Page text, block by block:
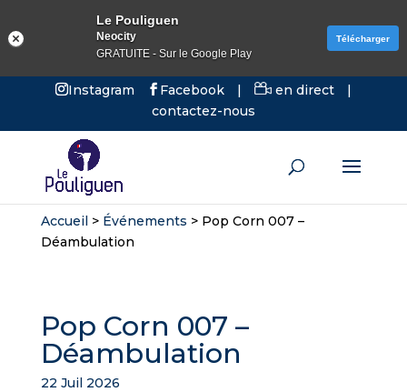
Instagram Facebook | en direct
|
contactez-nous
Accueil> Événements > Pop Corn 007 –
Déambulation
Pop Corn 007 –
Déambulation
22 Juil 2026
Le Pouliguen
Neocity
GRATUITE - Sur le Google Play
Télécharger